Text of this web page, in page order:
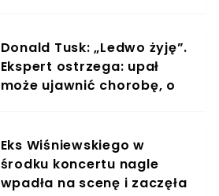
Donald Tusk: „Ledwo żyję”.
Ekspert ostrzega: upał
może ujawnić chorobę, o
Eks Wiśniewskiego w
środku koncertu nagle
wpadła na scenę i zaczęła